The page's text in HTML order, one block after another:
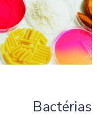
Bactérias